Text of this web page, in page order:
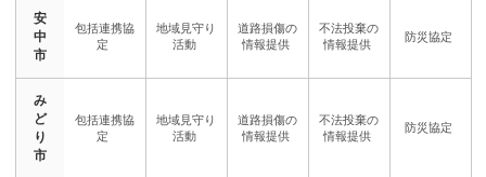
安
中
市
み
ど
り
市